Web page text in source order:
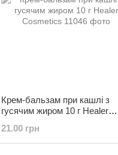
Крем-бальзам при кашлі з
гусячим жиром 10 г Healer
21.00 грн